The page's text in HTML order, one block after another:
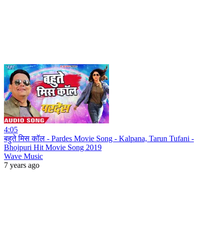
4:05
बहुते मिस कॉल - Pardes Movie Song - Kalpana, Tarun Tufani -
Bhojpuri Hit Movie Song 2019
Wave Music
7 years ago